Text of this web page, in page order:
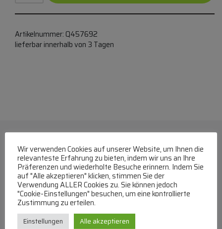
Artikelnummer: Q457692
lieferbar innerhalb von 3 Tagen
WhatsApp
Mit WhatsApp Kontakt mit dem Service Team
Wir verwenden Cookies auf unserer Website, um Ihnen die
relevanteste Erfahrung zu bieten, indem wir uns an Ihre
Präferenzen und wiederholte Besuche erinnern. Indem Sie
auf "Alle akzeptieren" klicken, stimmen Sie der
Verwendung ALLER Cookies zu. Sie können jedoch
"Cookie-Einstellungen" besuchen, um eine kontrollierte
Zustimmung zu erteilen.
Einstellungen Alle akzeptieren